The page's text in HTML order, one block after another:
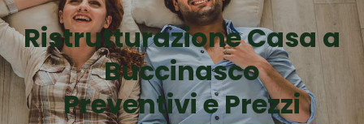
Ristrutturazione Casa a
Buccinasco
Preventivi e Prezzi